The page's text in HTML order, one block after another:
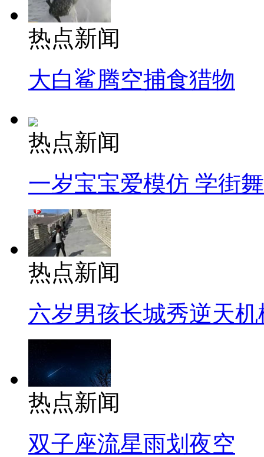
热点新闻
大白鲨腾空捕食猎物
热点新闻
一岁宝宝爱模仿 学街
热点新闻
六岁男孩长城秀逆天机
热点新闻
双子座流星雨划夜空